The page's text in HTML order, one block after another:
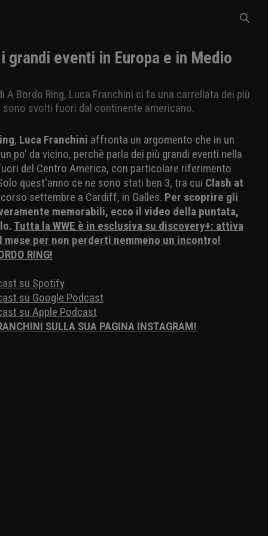
grandi eventi in Europa e in Medio
Bordo Ring, Luca Franchini ci fa una carrellata dei più
sono svolti fuori dal continente americano.
, Luca Franchini affronta un argomento che in un
po' da vicino, perchè parla dei più grandi eventi nella
del Centro America, con particolare riferimento
quest'anno ce ne sono stati ben 3, tra cui Clash at
settembre a Cardiff, in Galles. Per scoprire gli
memorabili, ecco il video della puntata,
Tutta la WWE è in esclusiva su discovery+: attiva
mese per non perderti nemmeno un incontro!
RING!
su Spotify
su Google Podcast
su Apple Podcast
SULLA SUA PAGINA INSTAGRAM!